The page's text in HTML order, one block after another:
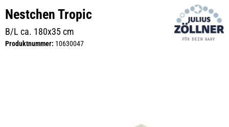
Nestchen Tropic
B/L ca. 180x35 cm
Produktnummer: 10630047